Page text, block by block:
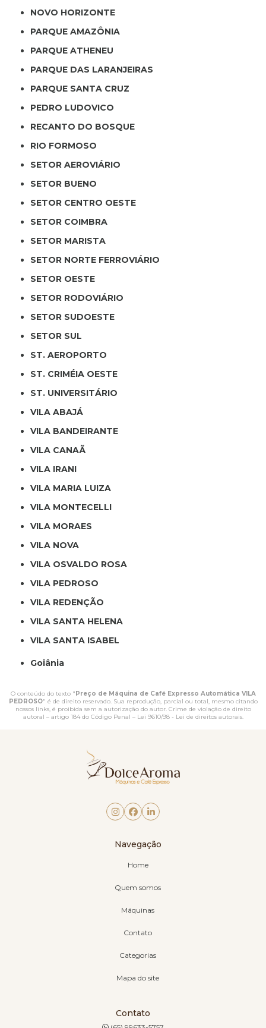
NOVO HORIZONTE
PARQUE AMAZÔNIA
PARQUE ATHENEU
PARQUE DAS LARANJEIRAS
PARQUE SANTA CRUZ
PEDRO LUDOVICO
RECANTO DO BOSQUE
RIO FORMOSO
SETOR AEROVIÁRIO
SETOR BUENO
SETOR CENTRO OESTE
SETOR COIMBRA
SETOR MARISTA
SETOR NORTE FERROVIÁRIO
SETOR OESTE
SETOR RODOVIÁRIO
SETOR SUDOESTE
SETOR SUL
ST. AEROPORTO
ST. CRIMÉIA OESTE
ST. UNIVERSITÁRIO
VILA ABAJÁ
VILA BANDEIRANTE
VILA CANAÃ
VILA IRANI
VILA MARIA LUIZA
VILA MONTECELLI
VILA MORAES
VILA NOVA
VILA OSVALDO ROSA
VILA PEDROSO
VILA REDENÇÃO
VILA SANTA HELENA
VILA SANTA ISABEL
Goiânia
O conteúdo do texto " Preço de Máquina de Café Expresso Automática VILA
PEDROSO" é de direito reservado. Sua reprodução, parcial ou total, mesmo citando
nossos links, é proibida sem a autorização do autor. Crime de violação de direito
autoral – artigo 184 do Código Penal – Lei 9610/98 - Lei de direitos autorais.
Navegação
Home
Quem somos
Máquinas
Contato
Categorias
Mapa do site
Contato